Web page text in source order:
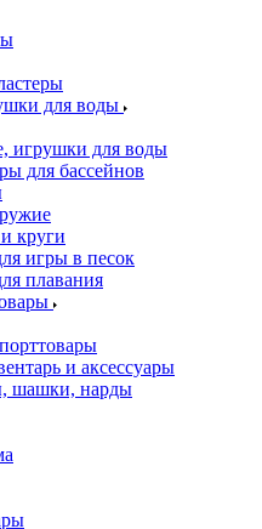
для воды
игрушки для воды
для бассейнов
круги
игры в песок
плавания
и аксессуары
шашки, нарды